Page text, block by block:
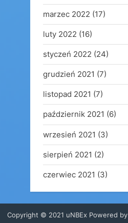
marzec 2022 (17)
luty 2022 (16)
styczeń 2022 (24)
grudzień 2021 (7)
listopad 2021 (7)
październik 2021 (6)
wrzesień 2021 (3)
sierpień 2021 (2)
czerwiec 2021 (3)
Copyright © 2021 uNBEx Powered by